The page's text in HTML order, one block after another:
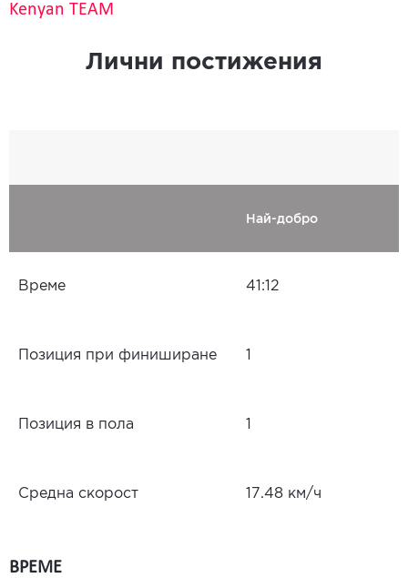
Kenyan TEAM
Лични постижения
Най-добро
Време 41:12
Позиция при финиширане
Позиция в пола
Средна скорост 17.48 км/ч
ВРЕМЕ